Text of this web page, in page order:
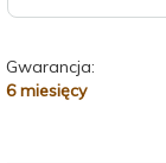
Gwarancja:
6 miesięcy